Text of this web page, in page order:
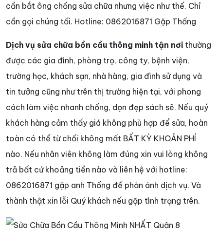
cần bắt ông chồng sửa chữa nhưng việc như thế. Chỉ
cần gọi chúng tối. Hotline: 0862016871 Gặp Thống
Dịch vụ sửa chữa bồn cầu thông minh tận nơi thường
được các gia đình, phòng trọ, công ty, bệnh viện,
trường học, khách sạn, nhà hàng, gia đình sử dụng và
tin tưởng cũng như trên thị trường hiện tại, với phong
cách làm việc nhanh chống, dọn đẹp sách sẽ. Nếu quý
khách hàng cảm thấy giá không phù hợp để sửa, hoàn
toàn có thể từ chối không mất BẤT KỲ KHOẢN PHÍ
nào. Nếu nhân viên không làm đúng xin vui lòng không
trả bất cứ khoảng tiền nào và liên hệ với hotline:
0862016871 gặp anh Thống để phản ánh dịch vụ. Và
thành thật xin lỗi Quý khách nếu gặp tình trạng trên.